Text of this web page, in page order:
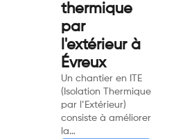
thermique
par
l'extérieur à
Évreux
Un chantier en ITE
(Isolation Thermique
par l’Extérieur)
consiste à améliorer
la…